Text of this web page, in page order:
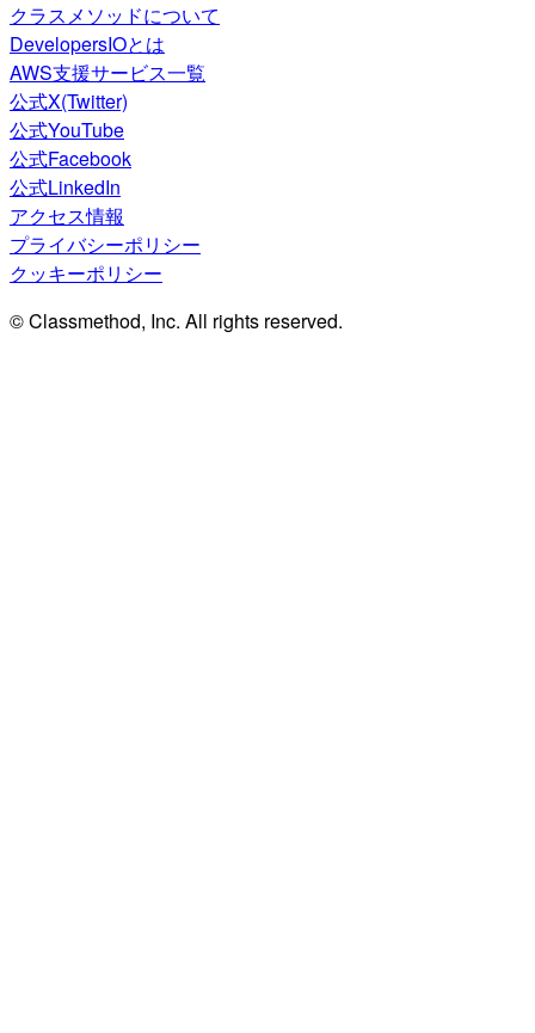
クラスメソッドについて
DevelopersIOとは
AWS支援サービス一覧
公式X(Twitter)
公式YouTube
公式Facebook
公式LinkedIn
アクセス情報
プライバシーポリシー
クッキーポリシー
© Classmethod, Inc. All rights reserved.